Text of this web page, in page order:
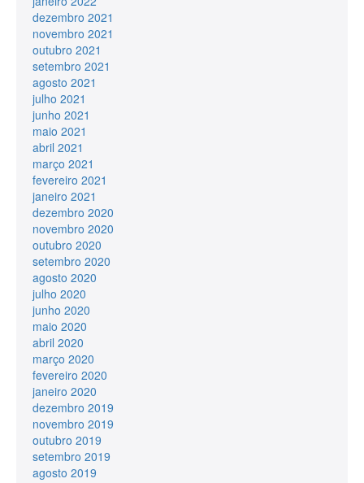
dezembro 2021
novembro 2021
outubro 2021
setembro 2021
agosto 2021
julho 2021
junho 2021
maio 2021
abril 2021
março 2021
fevereiro 2021
janeiro 2021
dezembro 2020
novembro 2020
outubro 2020
setembro 2020
agosto 2020
julho 2020
junho 2020
maio 2020
abril 2020
março 2020
fevereiro 2020
janeiro 2020
dezembro 2019
novembro 2019
outubro 2019
setembro 2019
agosto 2019